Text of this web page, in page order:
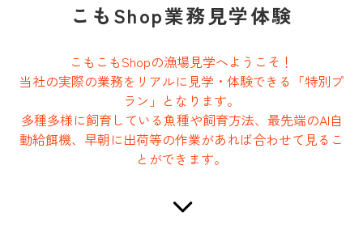
こもShop業務見学体験
こもこもShopの漁場見学へようこそ！
当社の実際の業務をリアルに見学・体験できる「特別プ
ラン」となります。
多種多様に飼育している魚種や飼育方法、最先端のAI自
動給餌機、早朝に出荷等の作業があれば合わせて見るこ
とができます。